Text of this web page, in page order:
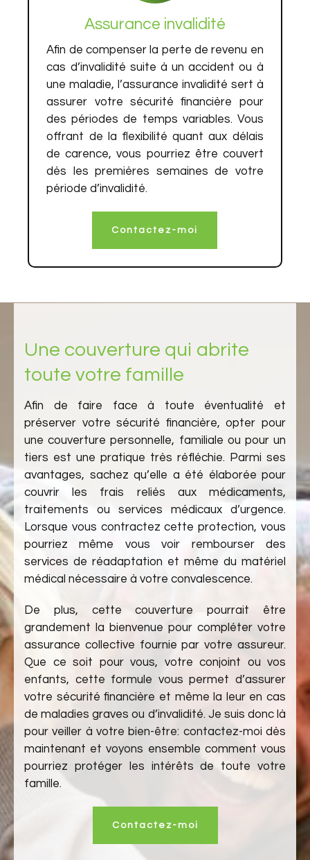
Assurance invalidité
Afin de compenser la perte de revenu en
cas d’invalidité suite à un accident ou à
une maladie, l’assurance invalidité sert à
assurer votre sécurité financière pour
des périodes de temps variables. Vous
offrant de la flexibilité quant aux délais
de carence, vous pourriez être couvert
dès les premières semaines de votre
période d’invalidité.
Contactez-moi
Une couverture qui abrite
toute votre famille
Afin de faire face à toute éventualité et
préserver votre sécurité financière, opter pour
une couverture personnelle, familiale ou pour un
tiers est une pratique très réfléchie. Parmi ses
avantages, sachez qu’elle a été élaborée pour
couvrir les frais reliés aux médicaments,
traitements ou services médicaux d’urgence.
Lorsque vous contractez cette protection, vous
pourriez même vous voir rembourser des
services de réadaptation et même du matériel
médical nécessaire à votre convalescence.
De plus, cette couverture pourrait être
grandement la bienvenue pour compléter votre
assurance collective fournie par votre assureur.
Que ce soit pour vous, votre conjoint ou vos
enfants, cette formule vous permet d’assurer
votre sécurité financière et même la leur en cas
de maladies graves ou d’invalidité. Je suis donc là
pour veiller à votre bien-être: contactez-moi dès
maintenant et voyons ensemble comment vous
pourriez protéger les intérêts de toute votre
famille.
Contactez-moi